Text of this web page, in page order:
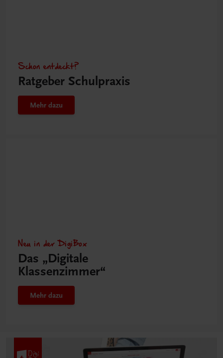
Schon entdeckt?
Ratgeber Schulpraxis
Mehr dazu
Neu in der DigiBox
Das „Digitale
Klassenzimmer“
Mehr dazu